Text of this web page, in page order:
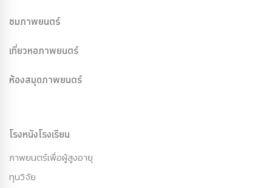
ชมภาพยนตร์
เที่ยวหอภาพยนตร์
ห้องสมุดภาพยนตร์
โรงหนังโรงเรียน
ภาพยนตร์เพื่อผู้สูงอายุ
ทุนวิจัย